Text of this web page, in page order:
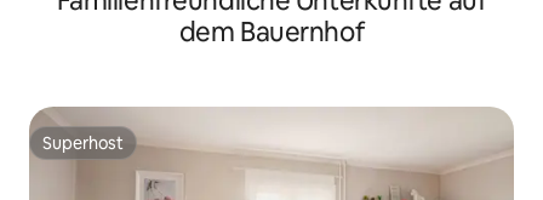
dem Bauernhof
Superhost
Superhost